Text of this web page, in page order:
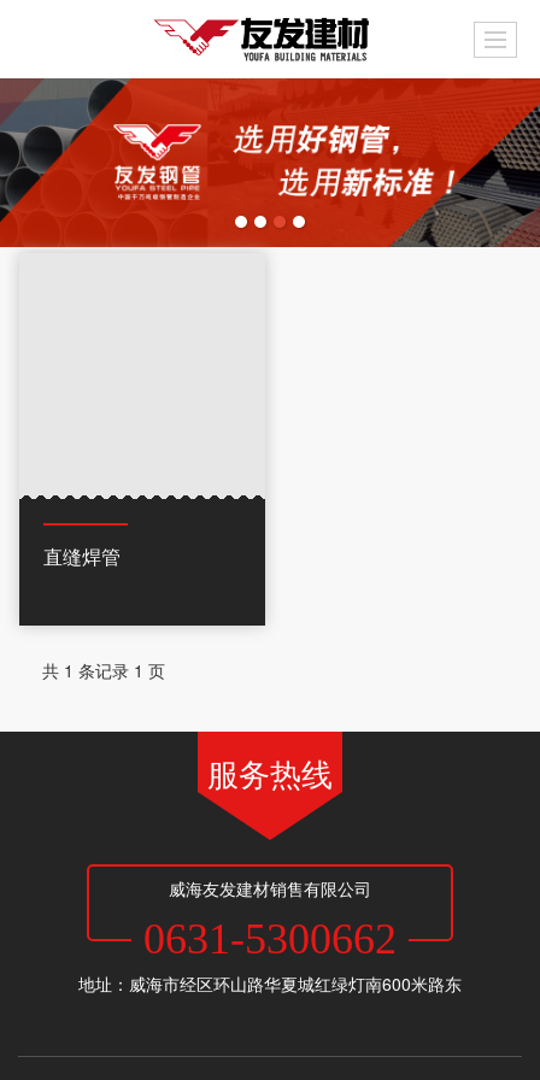
直缝焊管
共 1 条记录 1 页
服务热线
威海友发建材销售有限公司
0631-5300662
地址：威海市经区环山路华夏城红绿灯南600米路东